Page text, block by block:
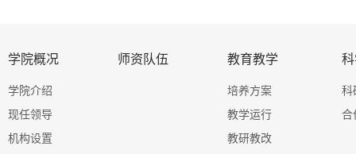
学院概况
学院介绍
现任领导
机构设置
师资队伍 教育教学
培养方案
教学运行
教研教改
科
合